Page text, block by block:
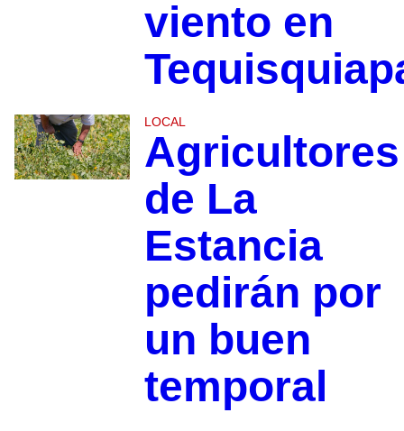
viento en
LOCAL
Agricultores
de La
Estancia
pedirán por
un buen
temporal